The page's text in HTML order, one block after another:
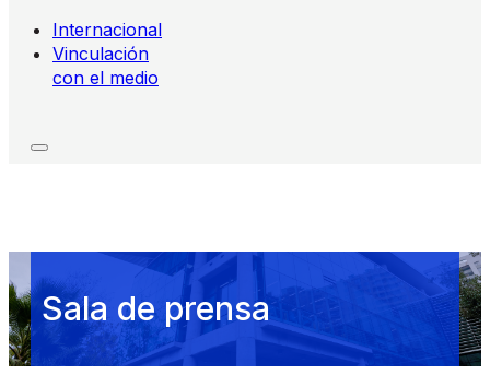
Internacional
Vinculación
con el medio
Sala de prensa